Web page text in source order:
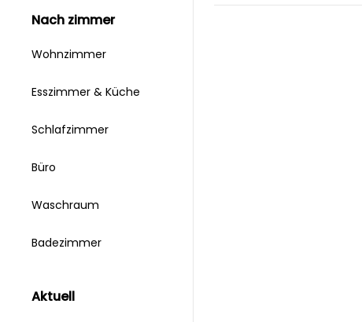
nach zimmer
Wohnzimmer
Esszimmer & Küche
Schlafzimmer
Büro
Waschraum
Badezimmer
aktuell